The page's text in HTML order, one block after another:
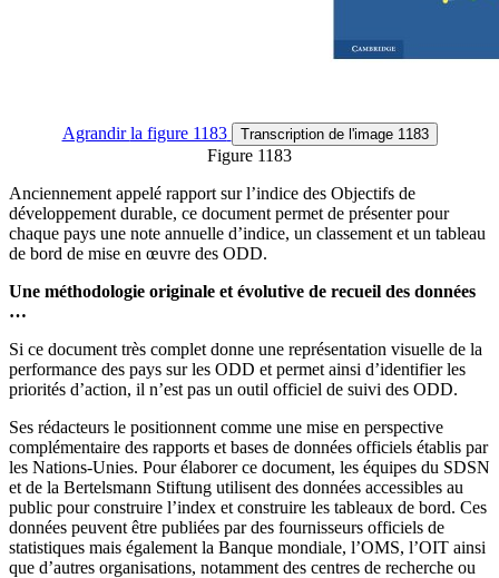
Agrandirla figure 1183 Transcription de l'image 1183
Figure 1183
Anciennement appelé rapport sur l’indice des Objectifs de
développement durable, ce document permet de présenter pour
chaque pays une note annuelle d’indice, un classement et un tableau
de bord de mise en œuvre des ODD.
Une méthodologie originale et évolutive de recueil des données
…
Si ce document très complet donne une représentation visuelle de la
performance des pays sur les ODD et permet ainsi d’identifier les
priorités d’action, il n’est pas un outil officiel de suivi des ODD.
Ses rédacteurs le positionnent comme une mise en perspective
complémentaire des rapports et bases de données officiels établis par
les Nations-Unies. Pour élaborer ce document, les équipes du SDSN
et de la Bertelsmann Stiftung utilisent des données accessibles au
public pour construire l’index et construire les tableaux de bord. Ces
données peuvent être publiées par des fournisseurs officiels de
statistiques mais également la Banque mondiale, l’OMS, l’OIT ainsi
que d’autres organisations, notamment des centres de recherche ou